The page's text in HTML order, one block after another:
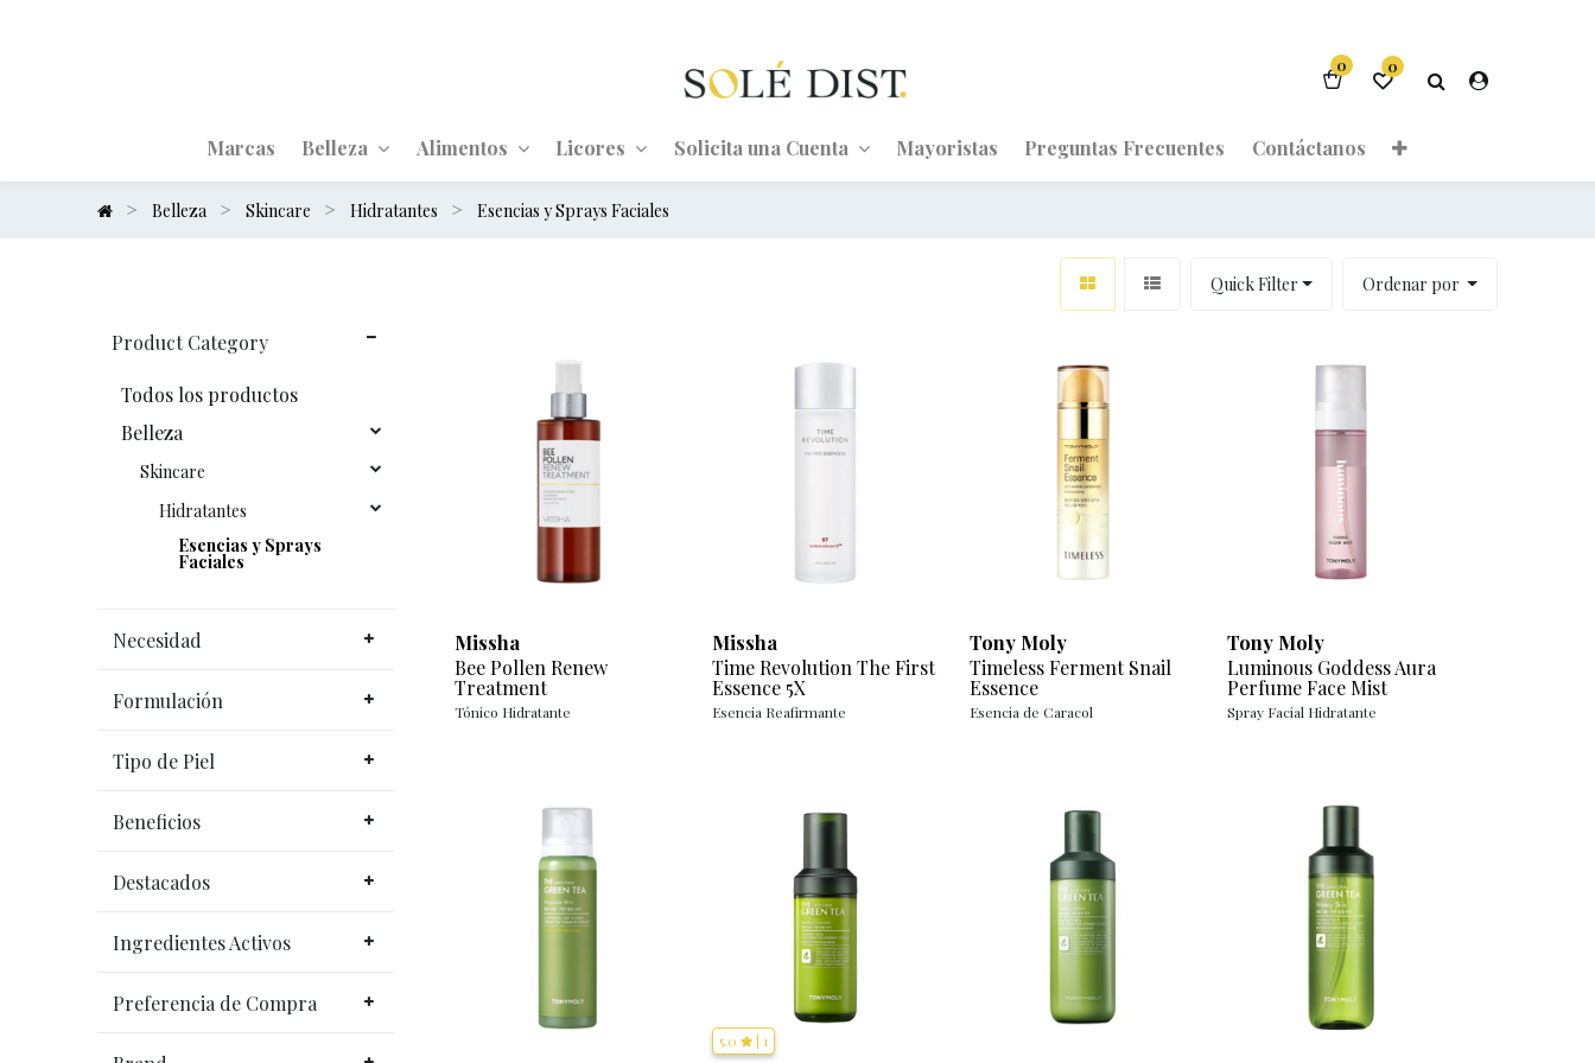
0 0
Marcas Belleza Alimentos Licores Solicita una Cuenta Mayoristas Preguntas Frecuentes Contáctanos
Belleza Skincare Hidratantes Esencias y Sprays Faciales
Ordenar por
Quick Filter
Product Category
Todos los productos
Belleza
Skincare
Hidratantes
Esencias y Sprays
Faciales
Necesidad
Formulación
Tipo de Piel
Beneficios
Destacados
Ingredientes Activos
Preferencia de Compra
Missha
Bee Pollen Renew
Treatment
Tónico Hidratante
Missha
Time Revolution The First
Essence 5X
Esencia Reafirmante
Tony Moly
Timeless Ferment Snail
Essence
Esencia de Caracol
Tony Moly
Luminous Goddess Aura
Perfume Face Mist
Spray Facial Hidratante
5.0 | 1